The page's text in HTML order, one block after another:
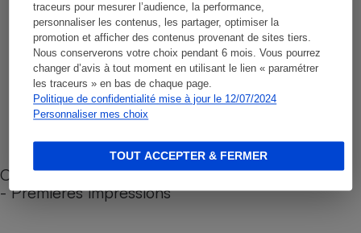
traceurs pour mesurer l’audience, la performance,
personnaliser les contenus, les partager, optimiser la
promotion et afficher des contenus provenant de sites tiers.
Nous conserverons votre choix pendant 6 mois. Vous pourrez
changer d’avis à tout moment en utilisant le lien « paramétrer
les traceurs » en bas de chaque page.
Politique de confidentialité mise à jour le 12/07/2024
Personnaliser mes choix
TOUT ACCEPTER & FERMER
Cafetière à capsules zéro déchet CoffeeB (vidéo)
- Premières impressions